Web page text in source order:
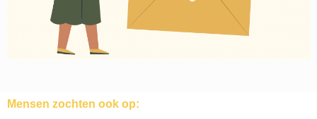
Mensen zochten ook op: